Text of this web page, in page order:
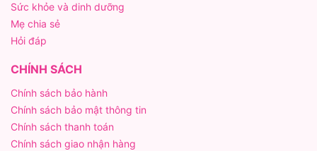
Sức khỏe và dinh dưỡng
Mẹ chia sẻ
Hỏi đáp
CHÍNH SÁCH
Chính sách bảo hành
Chính sách bảo mật thông tin
Chính sách thanh toán
Chính sách giao nhận hàng